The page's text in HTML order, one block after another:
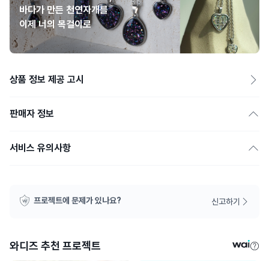
바다가 만든 천연자개를
이제 너의 목걸이로
상품 정보 제공 고시
판매자 정보
서비스 유의사항
프로젝트에 문제가 있나요? 신고하기
와디즈 추천 프로젝트